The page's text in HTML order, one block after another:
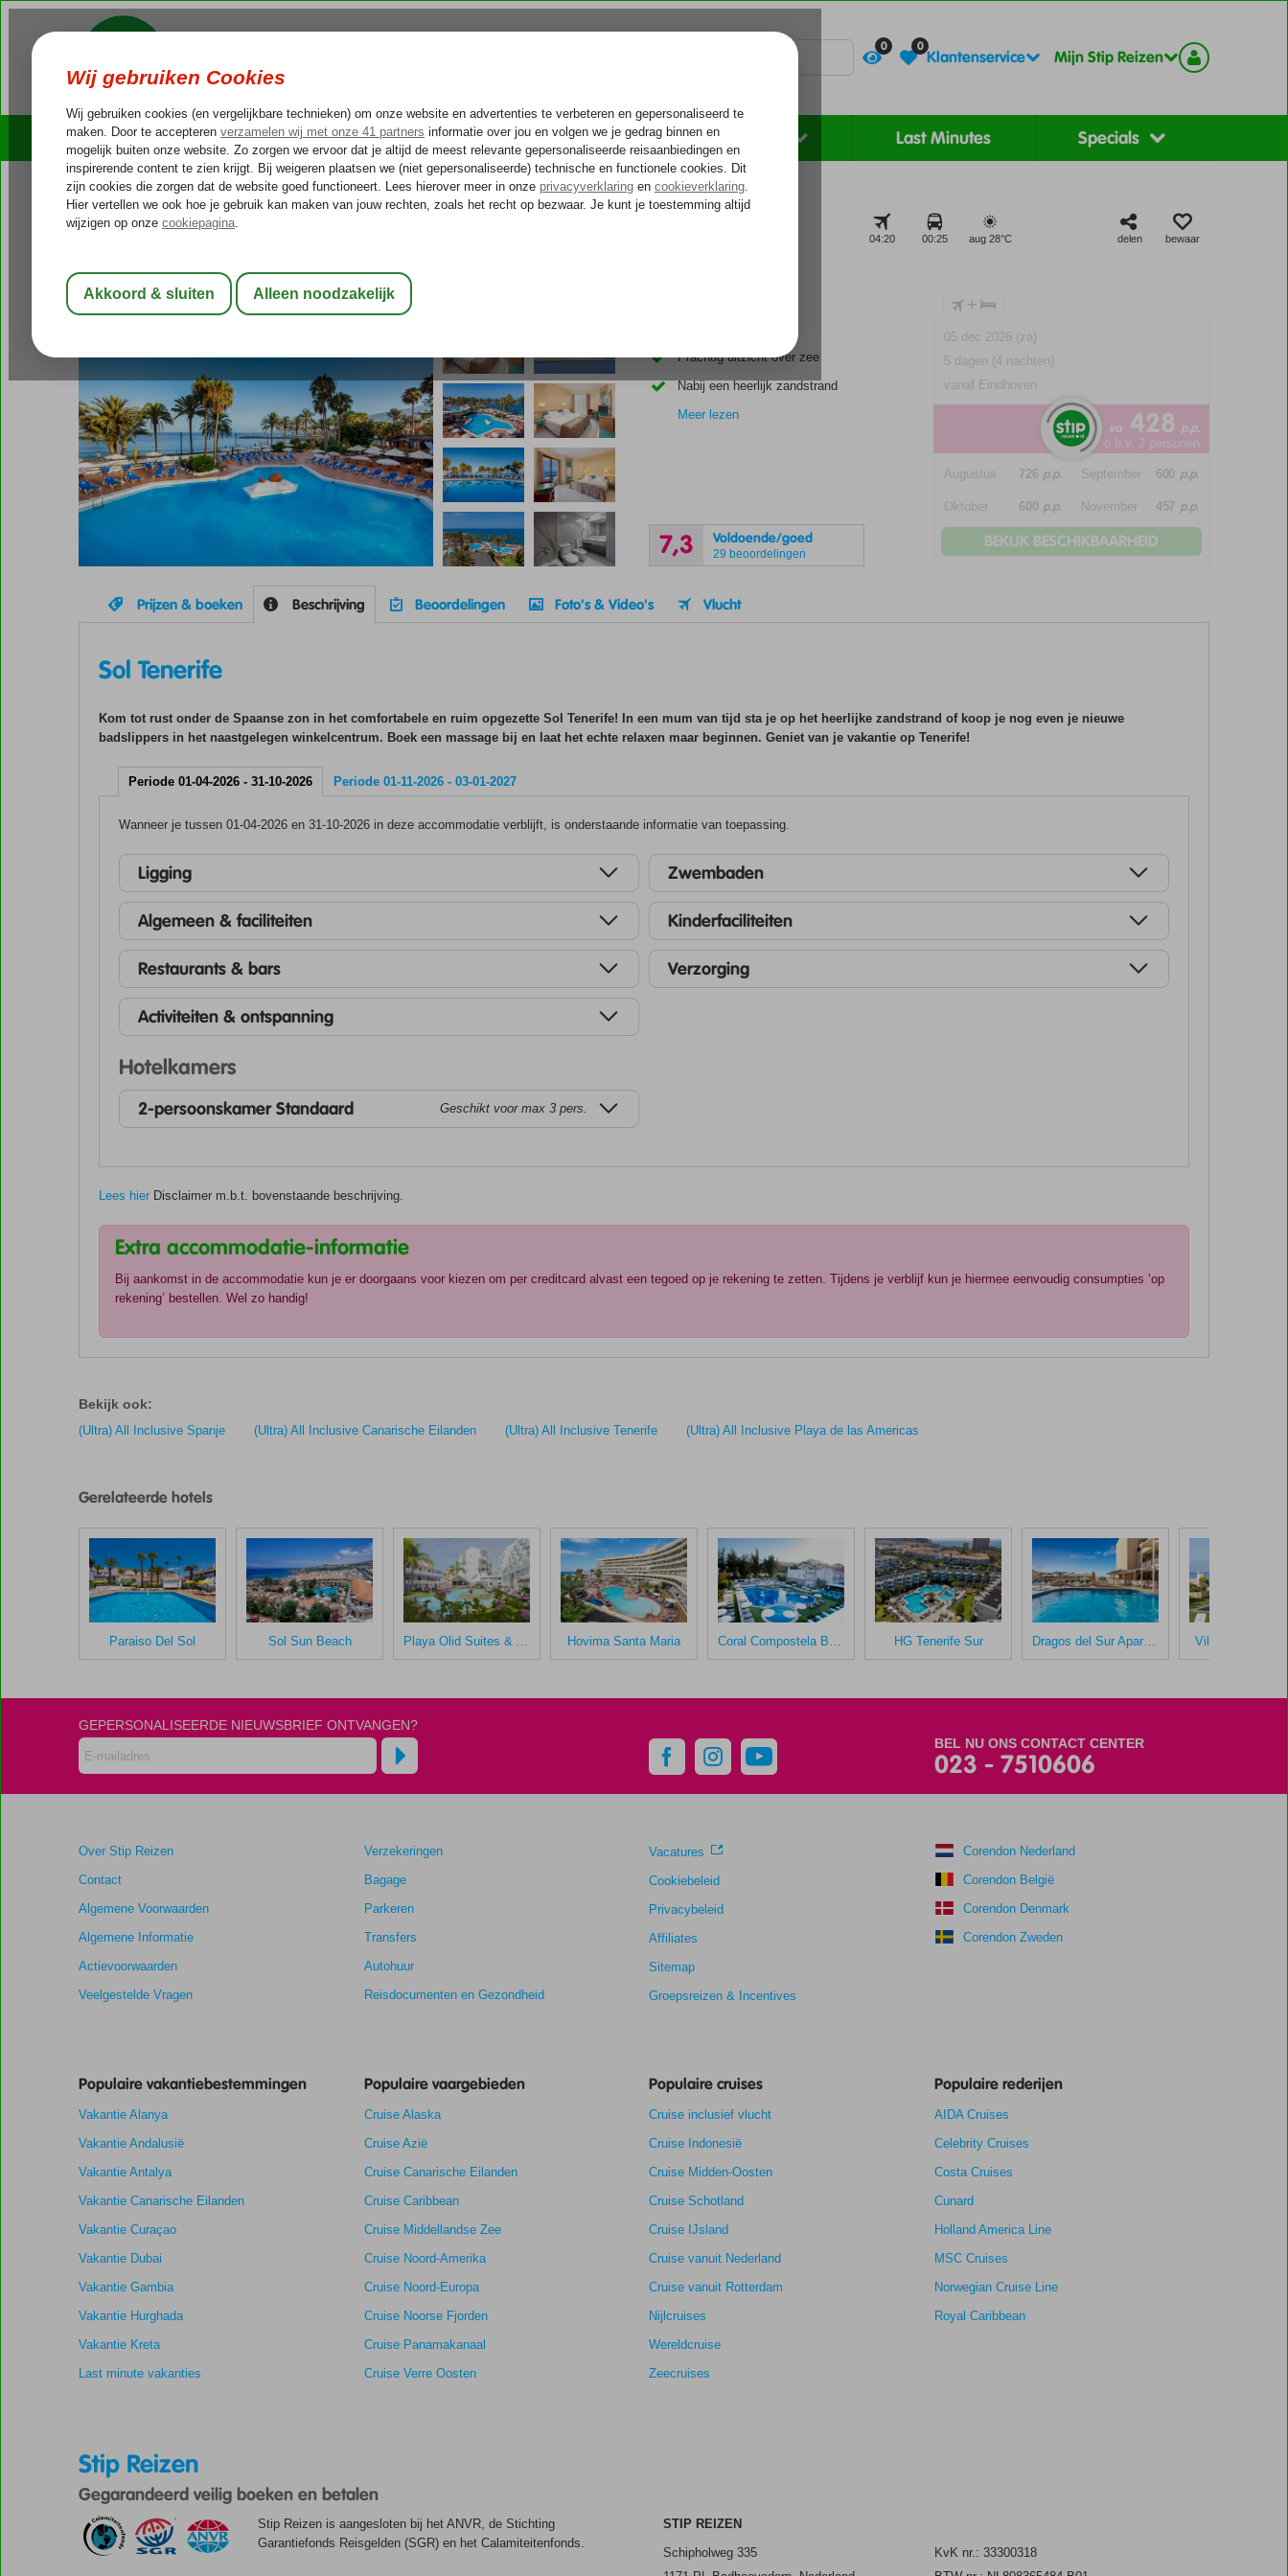
0 0
Klantenservice Mijn Stip Reizen
Cruises Outlet Deals Rondreizen Zonvakantie Last Minutes Specials
Voelt als thuiskomen...
Home
Spanje Canarische Eilanden
Sol Tenerife
Logies en ontbijt-Hotel
04:20 00:25 aug 28°C delen bewaar
Prachtig uitzicht over zee
Nabij een heerlijk zandstrand
Meer lezen
7,3 Voldoende/goed
29 beoordelingen
+
05 dec 2026 (za)
5 dagen (4 nachten)
vanaf Eindhoven
va 428 p.p.
o.b.v. 2 personen
Augustus 726 p.p. September 600 p.p.
Oktober 600 p.p. November 457 p.p.
BEKIJK BESCHIKBAARHEID
Prijzen & boeken Beschrijving Beoordelingen Foto's & Video's Vlucht
Sol Tenerife
Kom tot rust onder de Spaanse zon in het comfortabele en ruim opgezette Sol Tenerife! In een mum van tijd sta je op het heerlijke zandstrand of koop je nog even je nieuwe
badslippers in het naastgelegen winkelcentrum. Boek een massage bij en laat het echte relaxen maar beginnen. Geniet van je vakantie op Tenerife!
Periode 01-04-2026 - 31-10-2026 Periode 01-11-2026 - 03-01-2027
Wanneer je tussen 01-04-2026 en 31-10-2026 in deze accommodatie verblijft, is onderstaande informatie van toepassing.
Ligging
Algemeen & faciliteiten
Restaurants & bars
Activiteiten & ontspanning
Zwembaden
Kinderfaciliteiten
Verzorging
Hotelkamers
2-persoonskamer Standaard Geschikt voor max 3 pers.
Lees hier Disclaimer m.b.t. bovenstaande beschrijving.
Extra accommodatie-informatie
Bij aankomst in de accommodatie kun je er doorgaans voor kiezen om per creditcard alvast een tegoed op je rekening te zetten. Tijdens je verblijf kun je hiermee eenvoudig consumpties ‘op
rekening’ bestellen. Wel zo handig!
door
onze
klanten
hun
in
Sol
Tenerife
Scores
die
ouder
dan
48
maanden
worden
niet
meer
de
de
getoonde
te
garanderen.
op:
29
7,3
Ligging
Kamers
7,1
Wifi kwaliteit
7,4
Bekijk ook:
(Ultra) All Inclusive Spanje (Ultra) All Inclusive Canarische Eilanden (Ultra) All Inclusive Tenerife (Ultra) All Inclusive Playa de las Americas
Gerelateerde hotels
Paraiso Del Sol Sol Sun Beach Hovima Santa Maria HG Tenerife Sur Villa de Adeje
BEL NU ONS CONTACT CENTER
023 - 7510606
GEPERSONALISEERDE NIEUWSBRIEF ONTVANGEN?
Over Stip Reizen
Contact
Algemene Voorwaarden
Algemene Informatie
Actievoorwaarden
Veelgestelde Vragen
Verzekeringen
Bagage
Parkeren
Transfers
Autohuur
Reisdocumenten en Gezondheid
Vacatures
Cookiebeleid
Privacybeleid
Affiliates
Sitemap
Groepsreizen & Incentives
Corendon Nederland
Corendon België
Corendon Denmark
Corendon Zweden
Populaire vakantiebestemmingen
Vakantie Alanya
Vakantie Andalusië
Vakantie Antalya
Vakantie Canarische Eilanden
Vakantie Curaçao
Vakantie Dubai
Vakantie Gambia
Vakantie Hurghada
Vakantie Kreta
Last minute vakanties
Populaire vaargebieden
Cruise Alaska
Cruise Azië
Cruise Canarische Eilanden
Cruise Caribbean
Cruise Middellandse Zee
Cruise Noord-Amerika
Cruise Noord-Europa
Cruise Noorse Fjorden
Cruise Panamakanaal
Cruise Verre Oosten
Populaire cruises
Cruise inclusief vlucht
Cruise Indonesië
Cruise Midden-Oosten
Cruise Schotland
Cruise IJsland
Cruise vanuit Nederland
Cruise vanuit Rotterdam
Nijlcruises
Wereldcruise
Zeecruises
Populaire rederijen
AIDA Cruises
Celebrity Cruises
Costa Cruises
Cunard
Holland America Line
MSC Cruises
Norwegian Cruise Line
Royal Caribbean
Stip Reizen
Gegarandeerd veilig boeken en betalen
Stip Reizen is aangesloten bij het ANVR, de Stichting
Garantiefonds Reisgelden (SGR) en het Calamiteitenfonds.
STIP REIZEN
Schipholweg 335
KvK nr.: 33300318